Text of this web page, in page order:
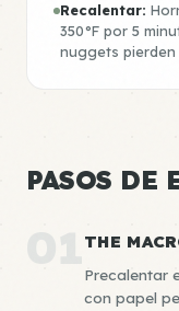
Recalentar:
350°F por 5
nuggets pierden
PASOS DE
01THE
Precalentar
con papel